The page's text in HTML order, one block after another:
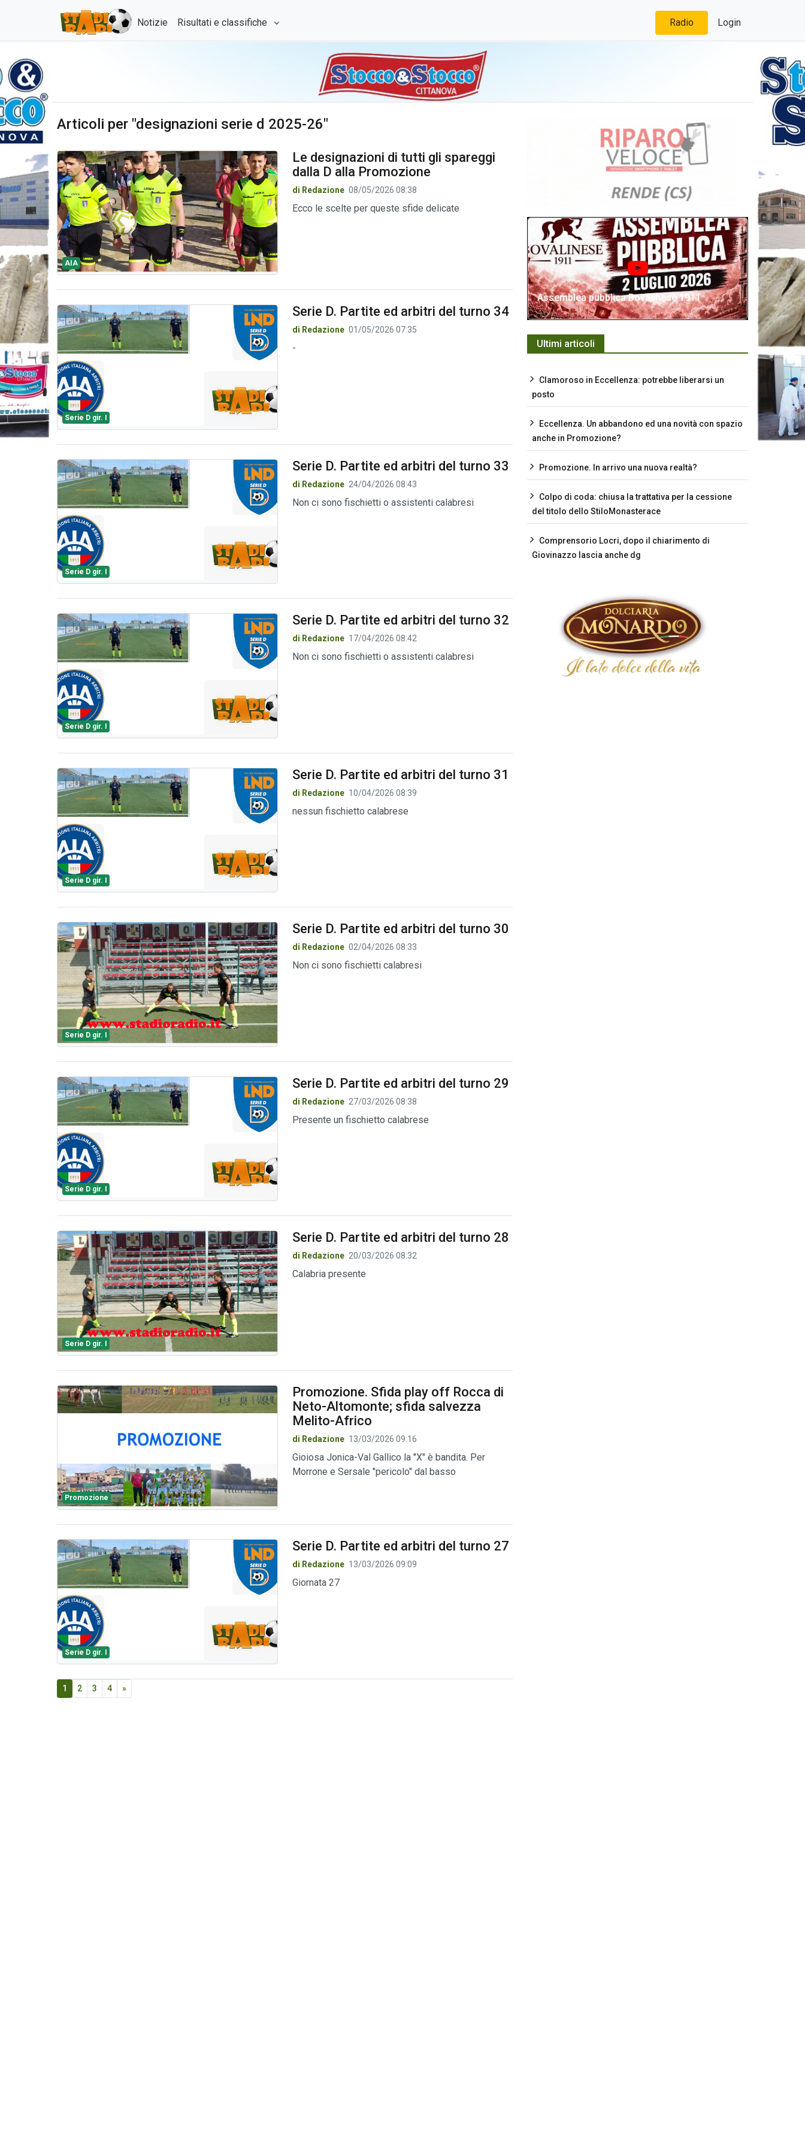
Notizie Risultati e classifiche Radio Login
Articoli per "designazioni serie d 2025-26"
AIA
Le designazioni di tutti gli spareggi
dalla D alla Promozione
di Redazione 08/05/2026 08:38
Ecco le scelte per queste sfide delicate
Serie D gir. I
Serie D. Partite ed arbitri del turno 34
di Redazione 01/05/2026 07:35
-
Serie D gir. I
Serie D. Partite ed arbitri del turno 33
di Redazione 24/04/2026 08:43
Non ci sono fischietti o assistenti calabresi
Serie D gir. I
Serie D. Partite ed arbitri del turno 32
di Redazione 17/04/2026 08:42
Non ci sono fischietti o assistenti calabresi
Serie D gir. I
Serie D. Partite ed arbitri del turno 31
di Redazione 10/04/2026 08:39
nessun fischietto calabrese
Serie D gir. I
Serie D. Partite ed arbitri del turno 30
di Redazione 02/04/2026 08:33
Non ci sono fischietti calabresi
Serie D gir. I
Serie D. Partite ed arbitri del turno 29
di Redazione 27/03/2026 08:38
Presente un fischietto calabrese
Serie D gir. I
Serie D. Partite ed arbitri del turno 28
di Redazione 20/03/2026 08:32
Calabria presente
Promozione
Promozione. Sfida play off Rocca di
Neto-Altomonte; sfida salvezza
Melito-Africo
di Redazione 13/03/2026 09:16
Gioiosa Jonica-Val Gallico la "X" è bandita. Per
Morrone e Sersale "pericolo" dal basso
Serie D gir. I
Serie D. Partite ed arbitri del turno 27
di Redazione 13/03/2026 09:09
Giornata 27
1 2 3 4 »
Assemblea pubblica Bovalinese 1911
Ultimi articoli
Clamoroso in Eccellenza: potrebbe liberarsi un
posto
Eccellenza. Un abbandono ed una novità con spazio
anche in Promozione?
Promozione. In arrivo una nuova realtà?
Colpo di coda: chiusa la trattativa per la cessione
del titolo dello StiloMonasterace
Comprensorio Locri, dopo il chiarimento di
Giovinazzo lascia anche dg